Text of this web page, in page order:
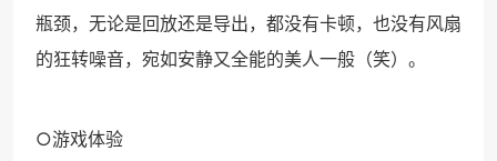
瓶颈，无论是回放还是导出，都没有卡顿，也没有风扇
的狂转噪音，宛如安静又全能的美人一般（笑）。
○游戏体验